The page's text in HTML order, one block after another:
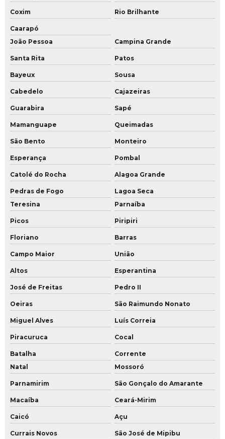
Coxim Rio Brilhante
Caarapó
João Pessoa
Campina Grande
Santa Rita Patos
Bayeux Sousa
Cabedelo Cajazeiras
Guarabira Sapé
Mamanguape Queimadas
São Bento Monteiro
Esperança Pombal
Catolé do Rocha Alagoa Grande
Pedras de Fogo
Lagoa Seca
Teresina
Parnaíba
Picos Piripiri
Floriano Barras
Campo Maior União
Altos Esperantina
José de Freitas Pedro II
Oeiras São Raimundo Nonato
Miguel Alves Luís Correia
Piracuruca Cocal
Batalha
Corrente
Natal
Mossoró
Parnamirim São Gonçalo do Amarante
Macaíba Ceará-Mirim
Caicó Açu
Currais Novos São José de Mipibu